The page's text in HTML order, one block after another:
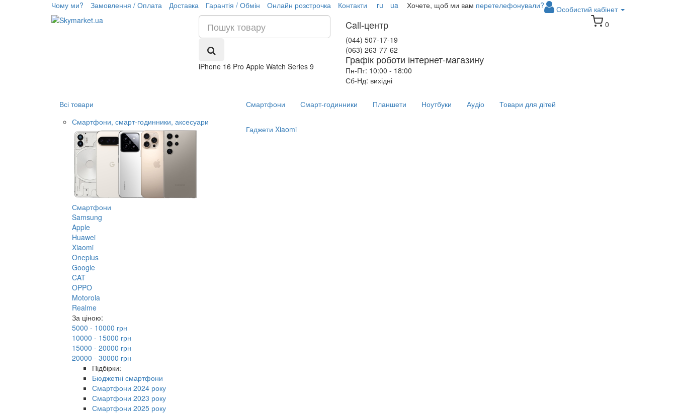
Чому ми? Замовлення / Оплата Доставка Гарантія / Обмін Онлайн розстрочка Контакти ru ua Особистий кабінет
Хочете, щоб ми вам перетелефонували?
iPhone 16 Pro Apple Watch Series 9
Call-центр
(044) 507-17-19
(063) 263-77-62
Графік роботи інтернет-магазину
Пн-Пт: 10:00 - 18:00
Сб-Нд: вихідні
0
Всі товари
Смартфони, смарт-годинники, аксесуари
Смартфони
Samsung
Apple
Huawei
Xiaomi
Oneplus
Google
CAT
OPPO
Motorola
Realme
За ціною:
5000 - 10000 грн
10000 - 15000 грн
15000 - 20000 грн
20000 - 30000 грн
Підбірки:
Бюджетні смартфони
Смартфони 2024 року
Смартфони 2023 року
Смартфони 2025 року
Смартфони Смарт-годинники Планшети Ноутбуки Аудіо Товари для дітей
Гаджети Xiaomi